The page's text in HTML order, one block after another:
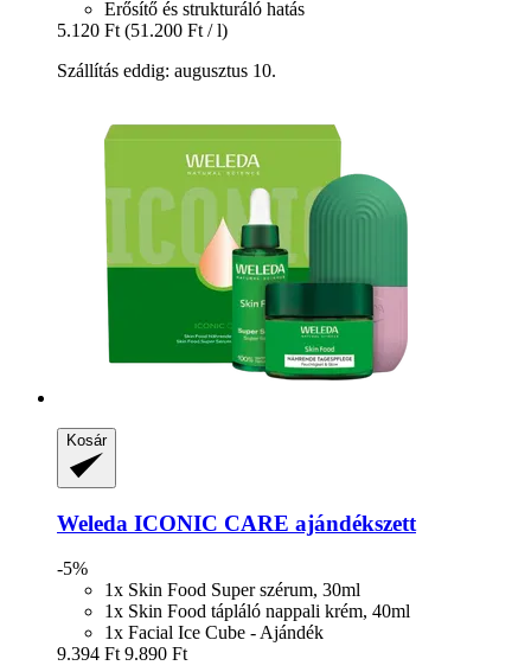
Erősítő és strukturáló hatás
5.120 Ft (51.200 Ft / l)
Szállítás eddig: augusztus 10.
Kosár
Weleda ICONIC CARE ajándékszett
-5%
1x Skin Food Super szérum, 30ml
1x Skin Food tápláló nappali krém, 40ml
1x Facial Ice Cube - Ajándék
9.394 Ft 9.890 Ft